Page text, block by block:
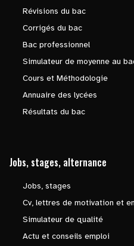
Révisions du bac
Corrigés du bac
Bac professionnel
Simulateur de moyenne au
Cours et Méthodologie
Annuaire des lycées
Résultats du bac
Jobs, stages, alternance
Jobs, stages
Cv, lettres de motivation et
Simulateur de qualité
Actu et conseils emploi